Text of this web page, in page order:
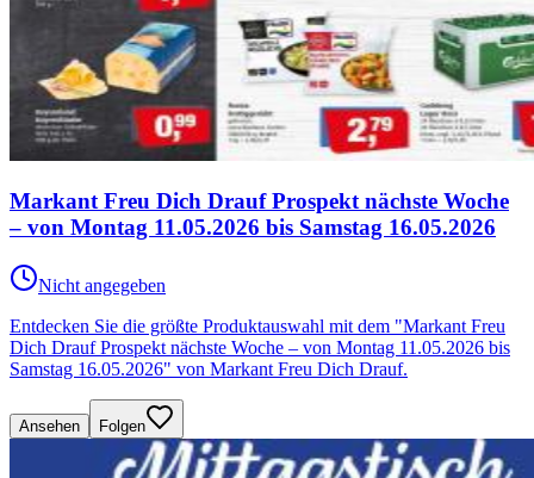
Markant Freu Dich Drauf Prospekt nächste Woche
– von Montag 11.05.2026 bis Samstag 16.05.2026
Nicht angegeben
Entdecken Sie die größte Produktauswahl mit dem "Markant Freu
Dich Drauf Prospekt nächste Woche – von Montag 11.05.2026 bis
Samstag 16.05.2026" von Markant Freu Dich Drauf.
Ansehen Folgen